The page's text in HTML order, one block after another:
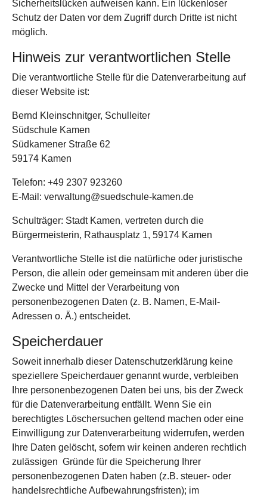
Sicherheitslücken aufweisen kann. Ein lückenloser
Schutz der Daten vor dem Zugriff durch Dritte ist nicht
möglich.
Hinweis zur verantwortlichen Stelle
Die verantwortliche Stelle für die Datenverarbeitung auf
dieser Website ist:
Bernd Kleinschnitger, Schulleiter
Südschule Kamen
Südkamener Straße 62
59174 Kamen
Telefon: +49 2307 923260
E-Mail: verwaltung@suedschule-kamen.de
Schulträger: Stadt Kamen, vertreten durch die
Bürgermeisterin, Rathausplatz 1, 59174 Kamen
Verantwortliche Stelle ist die natürliche oder juristische
Person, die allein oder gemeinsam mit anderen über die
Zwecke und Mittel der Verarbeitung von
personenbezogenen Daten (z. B. Namen, E-Mail-
Adressen o. Ä.) entscheidet.
Speicherdauer
Soweit innerhalb dieser Datenschutzerklärung keine
speziellere Speicherdauer genannt wurde, verbleiben
Ihre personenbezogenen Daten bei uns, bis der Zweck
für die Datenverarbeitung entfällt. Wenn Sie ein
berechtigtes Löschersuchen geltend machen oder eine
Einwilligung zur Datenverarbeitung widerrufen, werden
Ihre Daten gelöscht, sofern wir keinen anderen rechtlich
zulässigen Gründe für die Speicherung Ihrer
personenbezogenen Daten haben (z.B. steuer- oder
handelsrechtliche Aufbewahrungsfristen); im